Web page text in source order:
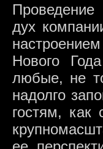
Проведение
дух
Нового
любые, не
надолго
гостям, как